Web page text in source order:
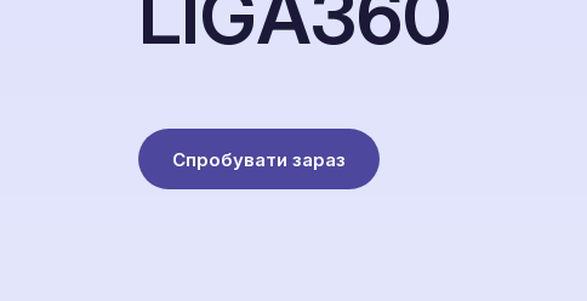
Спробувати зараз